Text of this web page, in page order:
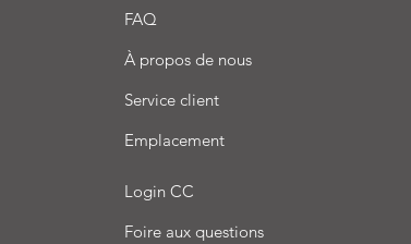
FAQ
À propos de nous
Service client
Emplacement
Login CC
Foire aux questions